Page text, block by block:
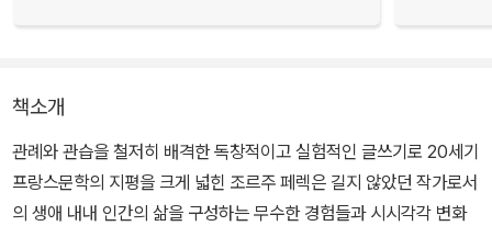
책소개
관례와 관습을 철저히 배격한 독창적이고 실험적인 글쓰기로 20세기
프랑스문학의 지평을 크게 넓힌 조르주 페렉은 길지 않았던 작가로서
의 생애 내내 인간의 삶을 구성하는 무수한 경험들과 시시각각 변화